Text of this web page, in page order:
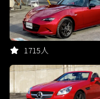
1715人